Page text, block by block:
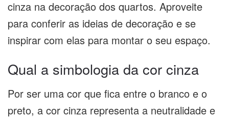
cinza na decoração dos quartos. Aproveite
para conferir as ideias de decoração e se
inspirar com elas para montar o seu espaço.
Qual a simbologia da cor cinza
Por ser uma cor que fica entre o branco e o
preto, a cor cinza representa a neutralidade e